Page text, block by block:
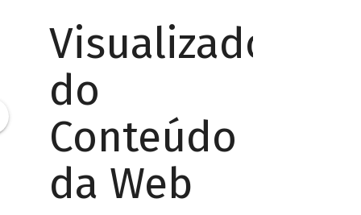
Visualizador
do
Conteúdo
da Web